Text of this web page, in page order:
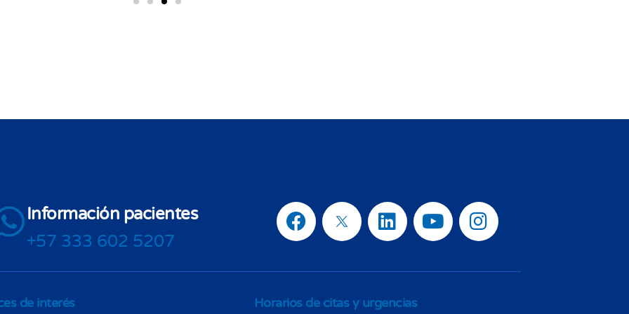
Información pacientes
+57 333 602 5207
de interés Horarios de citas y urgencias